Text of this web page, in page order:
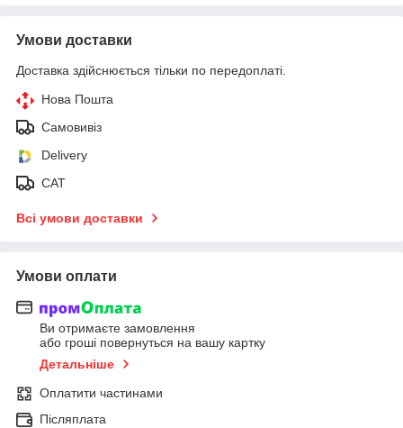
Умови доставки
Доставка здійснюється тільки по передоплаті.
Нова Пошта
Самовивіз
Delivery
САТ
Всі умови доставки
Умови оплати
Ви отримаєте замовлення
або гроші повернуться на вашу картку
Детальніше
Оплатити частинами
Післяплата